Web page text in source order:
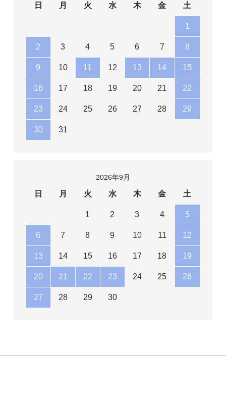
日 月 火 水 木 金 土
1
2 3 4 5 6 7 8
9 10 11 12 13 14 15
16 17 18 19 20 21 22
23 24 25 26 27 28 29
30 31
2026年9月
日 月 火 水 木 金 土
1 2 3 4 5
6 7 8 9 10 11 12
13 14 15 16 17 18 19
20 21 22 23 24 25 26
27 28 29 30